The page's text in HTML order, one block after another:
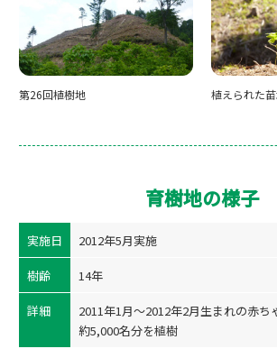
第26回植樹地 植えられた
育樹地の様子
実施日 2012年5月実施
樹齢 14年
詳細
2011年1月～2012年2月生まれの赤ち
約5,000名分を植樹